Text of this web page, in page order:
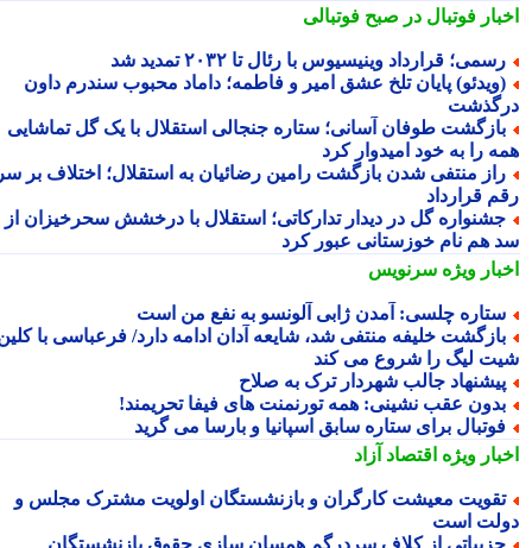
فوتبال در صبح فوتبالی
قرارداد وینیسیوس با رئال تا ۲۰۳۲ تمدید شد
پایان تلخ عشق امیر و فاطمه؛ داماد محبوب سندرم داون
طوفان آسانی؛ ستاره جنجالی استقلال با یک گل تماشایی
را به خود امیدوار کرد
منتفی شدن بازگشت رامین رضائیان به استقلال؛ اختلاف بر سر
قرارداد
گل در دیدار تدارکاتی؛ استقلال با درخشش سحرخیزان از
هم نام خوزستانی عبور کرد
ویژهسرنویس
چلسی: آمدن ژابی آلونسو به نفع من است
خلیفه منتفی شد، شایعه آدان ادامه دارد/ فرعباسی با کلین
لیگ را شروع می کند
جالب شهردار ترک به صلاح
عقب نشینی: همه تورنمنت های فیفا تحریمند!
برای ستاره سابق اسپانیا و بارسا می گرید
ویژهاقتصاد آزاد
معیشت کارگران و بازنشستگان اولویت مشترک مجلس و
است